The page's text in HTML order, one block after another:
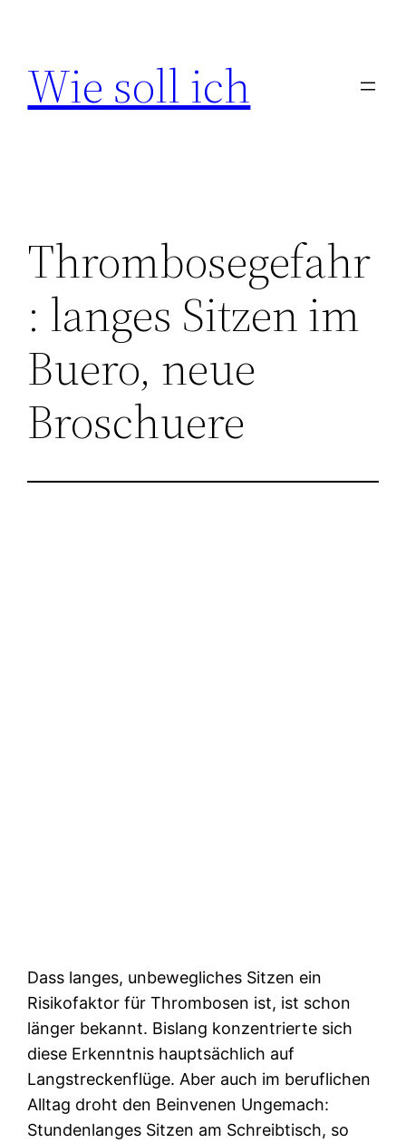
springen
Wie soll ich
Thrombosegefahr
: langes Sitzen im
Buero, neue
Broschuere
Dass langes, unbewegliches Sitzen ein
Risikofaktor für Thrombosen ist, ist schon
länger bekannt. Bislang konzentrierte sich
diese Erkenntnis hauptsächlich auf
Langstreckenflüge. Aber auch im beruflichen
Alltag droht den Beinvenen Ungemach:
Stundenlanges Sitzen am Schreibtisch, so